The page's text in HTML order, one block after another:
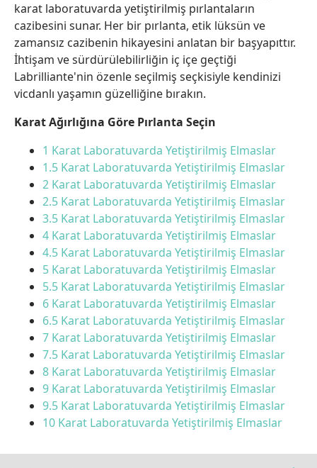
karat laboratuvarda yetiştirilmiş pırlantaların
cazibesini sunar. Her bir pırlanta, etik lüksün ve
zamansız cazibenin hikayesini anlatan bir başyapıttır.
İhtişam ve sürdürülebilirliğin iç içe geçtiği
Labrilliante'nin özenle seçilmiş seçkisiyle kendinizi
vicdanlı yaşamın güzelliğine bırakın.
Karat Ağırlığına Göre Pırlanta Seçin
1 Karat Laboratuvarda Yetiştirilmiş Elmaslar
1.5 Karat Laboratuvarda Yetiştirilmiş Elmaslar
2 Karat Laboratuvarda Yetiştirilmiş Elmaslar
2.5 Karat Laboratuvarda Yetiştirilmiş Elmaslar
3.5 Karat Laboratuvarda Yetiştirilmiş Elmaslar
4 Karat Laboratuvarda Yetiştirilmiş Elmaslar
4.5 Karat Laboratuvarda Yetiştirilmiş Elmaslar
5 Karat Laboratuvarda Yetiştirilmiş Elmaslar
5.5 Karat Laboratuvarda Yetiştirilmiş Elmaslar
6 Karat Laboratuvarda Yetiştirilmiş Elmaslar
6.5 Karat Laboratuvarda Yetiştirilmiş Elmaslar
7 Karat Laboratuvarda Yetiştirilmiş Elmaslar
7.5 Karat Laboratuvarda Yetiştirilmiş Elmaslar
8 Karat Laboratuvarda Yetiştirilmiş Elmaslar
9 Karat Laboratuvarda Yetiştirilmiş Elmaslar
9.5 Karat Laboratuvarda Yetiştirilmiş Elmaslar
10 Karat Laboratuvarda Yetiştirilmiş Elmaslar